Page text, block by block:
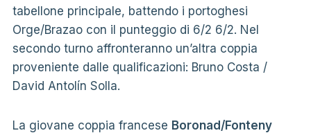
tabellone principale, battendo i portoghesi
Orge/Brazao con il punteggio di 6/2 6/2. Nel
secondo turno affronteranno un’altra coppia
proveniente dalle qualificazioni: Bruno Costa /
David Antolín Solla.
La giovane coppia francese Boronad/Fonteny